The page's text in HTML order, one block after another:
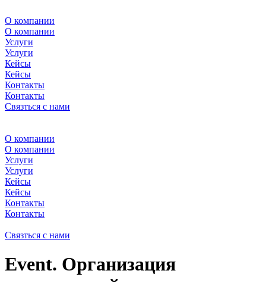
О компании
О компании
Услуги
Услуги
Кейсы
Кейсы
Контакты
Контакты
Связться с нами
О компании
О компании
Услуги
Услуги
Кейсы
Кейсы
Контакты
Контакты
Связться с нами
Event. Организация